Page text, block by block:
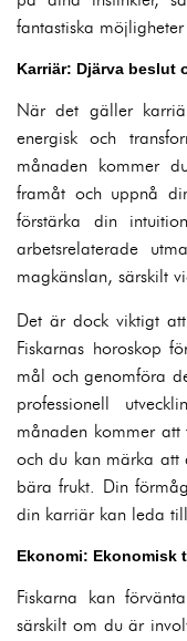
fantastiska
Karriär: Djärva beslut
När det gäller
energisk och
månaden kommer
framåt och uppnå
förstärka din
arbetsrelaterade
magkänslan, särskilt
Det är dock viktigt
Fiskarnas horoskop
mål och genomföra
professionell
månaden kommer
och du kan märka
bära frukt. Din
din karriär kan leda
Ekonomi: Ekonomisk
Fiskarna kan
särskilt om du är